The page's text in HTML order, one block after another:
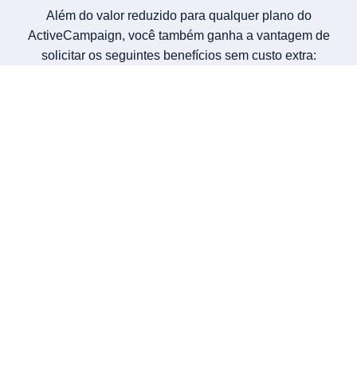
Além do valor reduzido para qualquer plano do
ActiveCampaign, você também ganha a vantagem de
solicitar os seguintes benefícios sem custo extra: